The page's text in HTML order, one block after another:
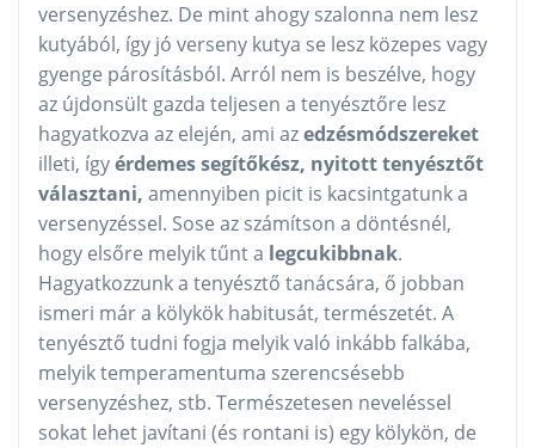
versenyzéshez. De mint ahogy szalonna nem lesz
kutyából, így jó verseny kutya se lesz közepes vagy
gyenge párosításból. Arról nem is beszélve, hogy
az újdonsült gazda teljesen a tenyésztőre lesz
hagyatkozva az elején, ami azedzésmódszereket
illeti, ígyérdemes segítőkész, nyitott tenyésztőt
választani, amennyiben picit is kacsintgatunk a
versenyzéssel. Sose az számítson a döntésnél,
hogy elsőre melyik tűnt a legcukibbnak.
Hagyatkozzunk a tenyésztő tanácsára, ő jobban
ismeri már a kölykök habitusát, természetét. A
tenyésztő tudni fogja melyik való inkább falkába,
melyik temperamentuma szerencsésebb
versenyzéshez, stb. Természetesen neveléssel
sokat lehet javítani (és rontani is) egy kölykön, de